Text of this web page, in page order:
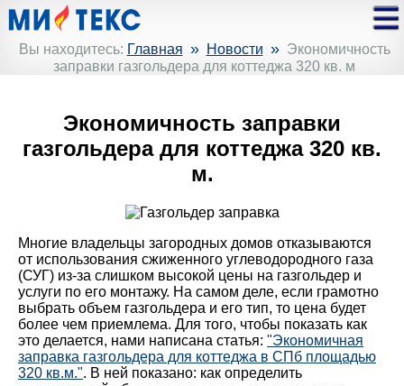
Вы находитесь: Главная » Новости » Экономичность
заправки газгольдера для коттеджа 320 кв. м
Экономичность заправки
газгольдера для коттеджа 320 кв.
м.
Многие владельцы загородных домов отказываются
от использования сжиженного углеводородного газа
(СУГ) из-за слишком высокой цены на газгольдер и
услуги по его монтажу. На самом деле, если грамотно
выбрать объем газгольдера и его тип, то цена будет
более чем приемлема. Для того, чтобы показать как
это делается, нами написана статья: "Экономичная
заправка газгольдера для коттеджа в СПб площадью
320 кв.м.". В ней показано: как определить